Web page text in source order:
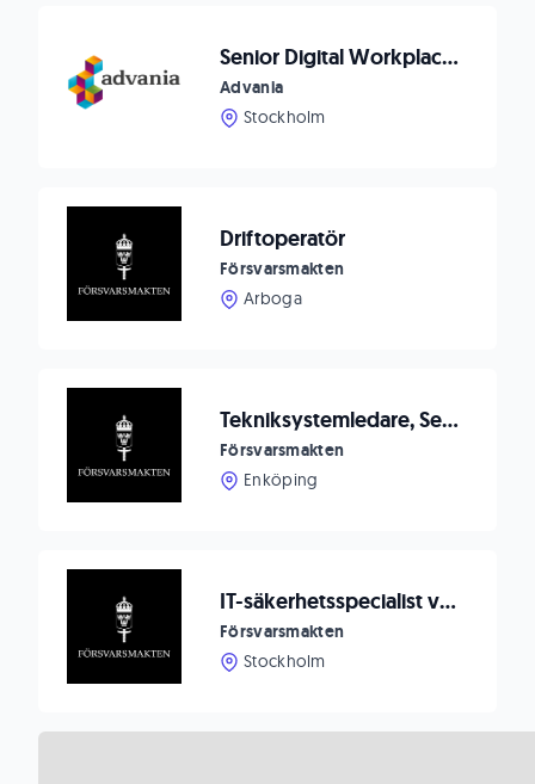
Senior Digital Workplace Consultant
Advania
Stockholm
Driftoperatör
Försvarsmakten
Arboga
Tekniksystemledare, Sensor och radarsystem
Försvarsmakten
Enköping
IT-säkerhetsspecialist vid Must
Försvarsmakten
Stockholm